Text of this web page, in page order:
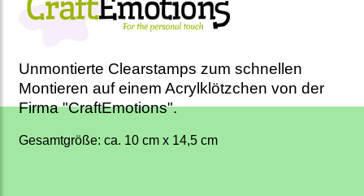
Unmontierte Clearstamps zum schnellen
Montieren auf einem Acrylklötzchen von der
Firma "CraftEmotions".
Gesamtgröße: ca. 10 cm x 14,5 cm